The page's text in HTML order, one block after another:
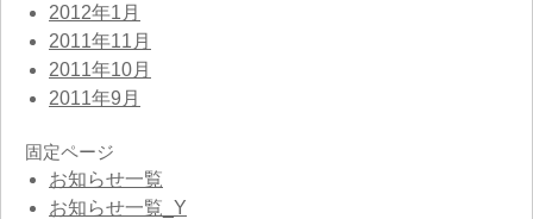
2012年1月
2011年11月
2011年10月
2011年9月
固定ページ
お知らせ一覧
お知らせ一覧_Y